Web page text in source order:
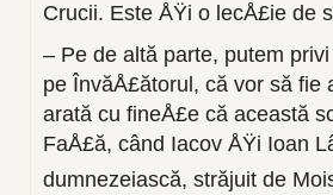
Crucii. Este ÅŸi o lecÅ£ie de
– Pe de altă parte, putem
pe ÎnvăÅ£ătorul, că vor să fie
arată cu fineÅ£e că această
FaÅ£ă, când Iacov ÅŸi Ioan
dumnezeiască, străjuit de